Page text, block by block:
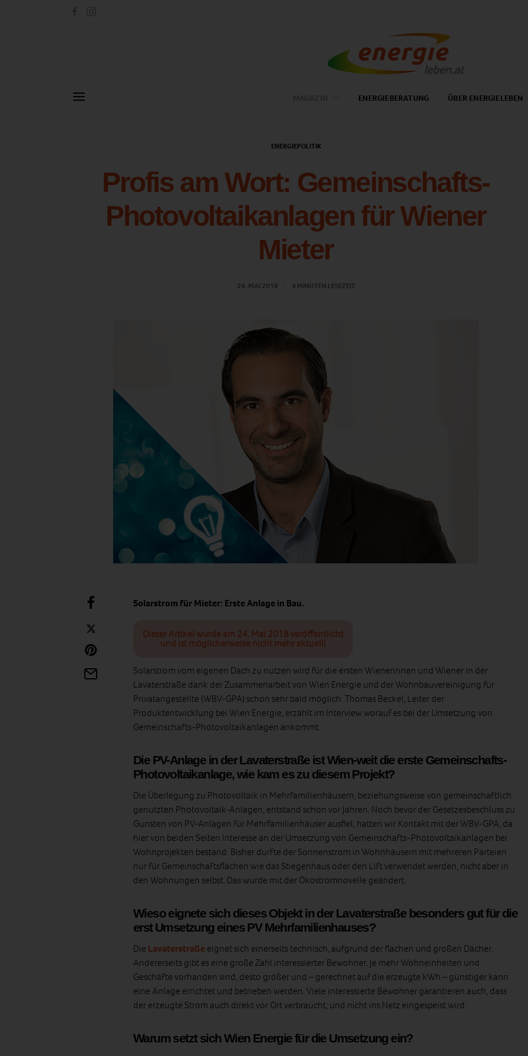
ENERGIEBERATUNG ÜBER ENERGIELEBEN
ENERGIEPOLITIK
Profis am Wort: Gemeinschafts-
Photovoltaikanlagen für Wiener
Mieter
24. MAI 2018 4 MINUTEN LESEZEIT
Solarstrom für Mieter: Erste Anlage in Bau.
Dieser Artikel wurde am 24. Mai 2018 veröffentlicht
und ist möglicherweise nicht mehr aktuell!
Solarstrom vom eigenen Dach zu nutzen wird für die ersten Wienerinnen und Wiener in der
Lavaterstraße dank der Zusammenarbeit von Wien Energie und der Wohnbauvereinigung für
Privatangestellte (WBV-GPA) schon sehr bald möglich. Thomas Beckel, Leiter der
Produktentwicklung bei Wien Energie, erzählt im Interview worauf es bei der Umsetzung von
Gemeinschafts-Photovoltaikanlagen ankommt.
Die PV-Anlage in der Lavaterstraße ist Wien-weit die erste Gemeinschafts-
Photovoltaikanlage, wie kam es zu diesem Projekt?
Die Überlegung zu Photovoltaik in Mehrfamilienhäusern, beziehungsweise von gemeinschaftlich
genutzten Photovoltaik-Anlagen, entstand schon vor Jahren. Noch bevor der Gesetzesbeschluss zu
Gunsten von PV-Anlagen für Mehrfamilienhäuser ausfiel, hatten wir Kontakt mit der WBV-GPA, da
hier von beiden Seiten Interesse an der Umsetzung von Gemeinschafts-Photovoltaikanlagen bei
Wohnprojekten bestand. Bisher durfte der Sonnenstrom in Wohnhäusern mit mehreren Parteien
nur für Gemeinschaftsflächen wie das Stiegenhaus oder den Lift verwendet werden, nicht aber in
den Wohnungen selbst. Das wurde mit der Ökostromnovelle geändert.
Wieso eignete sich dieses Objekt in der Lavaterstraße besonders gut für die
erst Umsetzung eines PV Mehrfamilienhauses?
Die Lavaterstraßeeignet sich einerseits technisch, aufgrund der flachen und großen Dächer.
Andererseits gibt es eine große Zahl interessierter Bewohner. Je mehr Wohneinheiten und
Geschäfte vorhanden sind, desto größer und – gerechnet auf die erzeugte kWh – günstiger kann
eine Anlage errichtet und betrieben werden. Viele interessierte Bewohner garantieren auch, dass
der erzeugte Strom auch direkt vor Ort verbraucht, und nicht ins Netz eingespeist wird.
Warum setzt sich Wien Energie für die Umsetzung ein?